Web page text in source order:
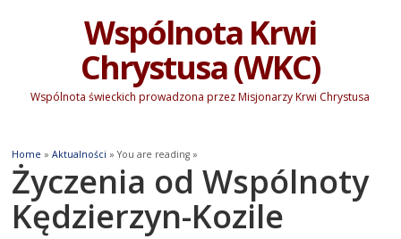
Wspólnota Krwi
Chrystusa (WKC)
Wspólnota świeckich prowadzona przez Misjonarzy Krwi Chrystusa
Home »Aktualności » You are reading »
Życzenia od Wspólnoty
Kędzierzyn-Kozile